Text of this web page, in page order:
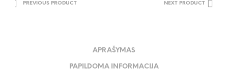
PREVIOUS PRODUCT NEXT PRODUCT
APRAŠYMAS
PAPILDOMA INFORMACIJA